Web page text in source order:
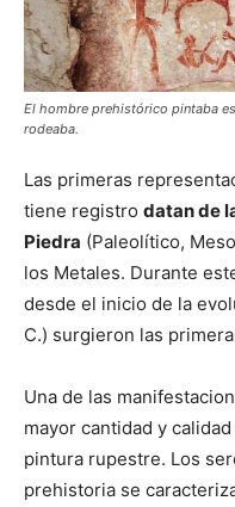
El hombre prehistórico pintaba
rodeaba.
Las primeras
tiene registro datan de
Piedra (Paleolítico,
los Metales. Durante
desde el inicio de la
C.) surgieron las
Una de las
mayor cantidad y
pintura rupestre. Los
prehistoria se